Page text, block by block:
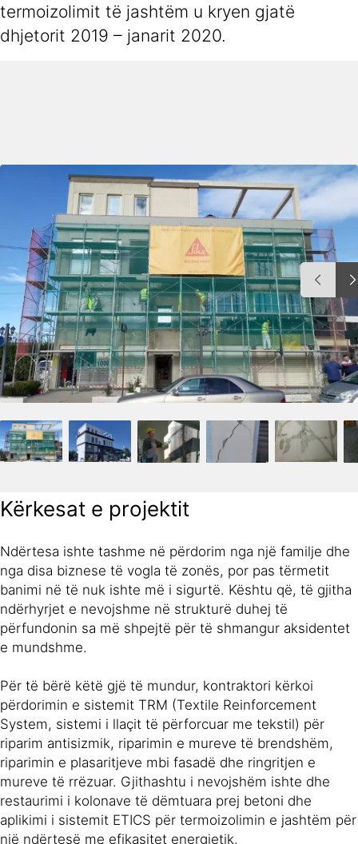
termoizolimit të jashtëm u kryen gjatë
dhjetorit 2019 – janarit 2020.
Kërkesat e projektit
Ndërtesa ishte tashme në përdorim nga një familje dhe
nga disa biznese të vogla të zonës, por pas tërmetit
banimi në të nuk ishte më i sigurtë. Kështu që, të gjitha
ndërhyrjet e nevojshme në strukturë duhej të
përfundonin sa më shpejtë për të shmangur aksidentet
e mundshme.
Për të bërë këtë gjë të mundur, kontraktori kërkoi
përdorimin e sistemit TRM (Textile Reinforcement
System, sistemi i llaçit të përforcuar me tekstil) për
riparim antisizmik, riparimin e mureve të brendshëm,
riparimin e plasaritjeve mbi fasadë dhe ringritjen e
mureve të rrëzuar. Gjithashtu i nevojshëm ishte dhe
restaurimi i kolonave të dëmtuara prej betoni dhe
aplikimi i sistemit ETICS për termoizolimin e jashtëm për
një ndërtesë me efikasitet energjetik.